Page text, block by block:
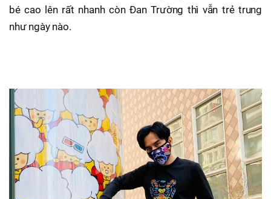
bé cao lên rất nhanh còn Đan Trường thì vẫn trẻ trung
như ngày nào.